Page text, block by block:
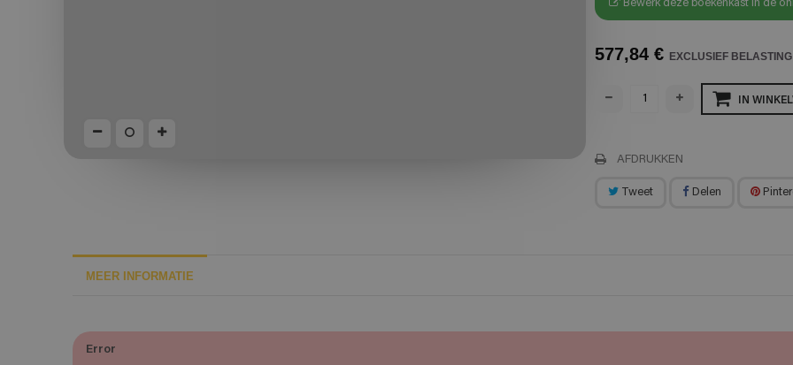
Bewerk deze boekenkast in de
577,84 € EXCLUSIEF BELASTING
IN
AFDRUKKEN
Tweet Delen
MEER INFORMATIE
Error